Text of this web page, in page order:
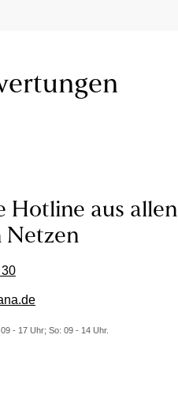
Hotline aus allen
Netzen
- 17 Uhr; So: 09 - 14 Uhr.